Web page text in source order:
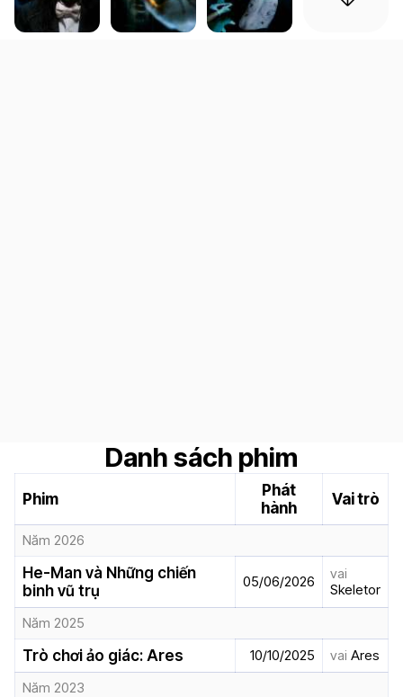
Danh sách phim
Phim
Phát
hành
Vai trò
Năm 2026
He-Man và Những chiến
binh vũ trụ
05/06/2026
vai
Skeletor
Năm 2025
Trò chơi ảo giác: Ares 10/10/2025 vai Ares
Năm 2023